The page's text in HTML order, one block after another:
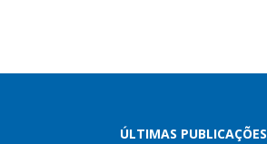
ÚLTIMAS PUBLICAÇÕES